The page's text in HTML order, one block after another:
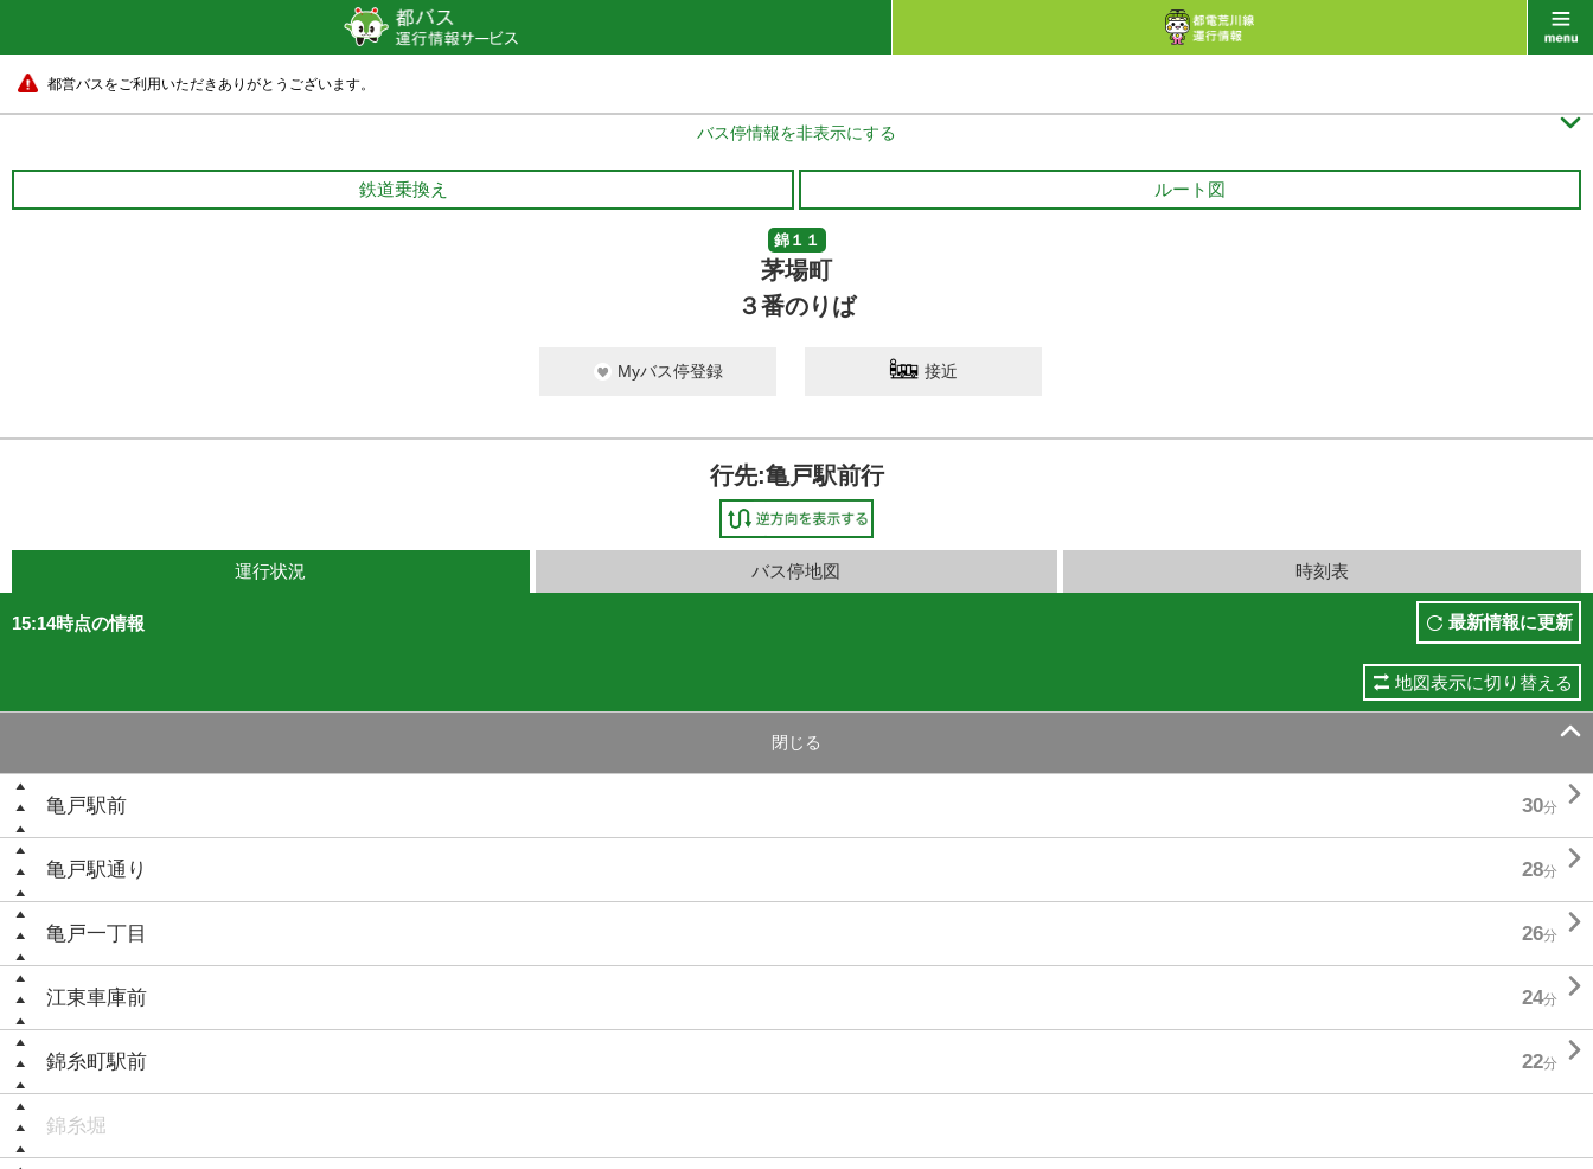
都営バスをご利用いただきありがとうございます。
バス停情報を非表示にする 
鉄道乗換え ルート図
錦１１
茅場町
３番のりば
Myバス停登録 接近
行先:亀戸駅前行
運行状況 バス停地図 時刻表
15:14時点の情報 最新情報に更新
地図表示に切り替える
閉じる 
亀戸駅前 30分 
亀戸駅通り 28分 
亀戸一丁目 26分 
江東車庫前 24分 
錦糸町駅前 22分 
錦糸堀